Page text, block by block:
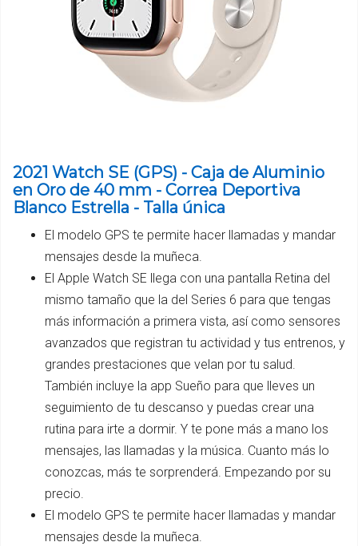
2021 Watch SE (GPS) - Caja de Aluminio
en Oro de 40 mm - Correa Deportiva
Blanco Estrella - Talla única
El modelo GPS te permite hacer llamadas y mandar
mensajes desde la muñeca.
El Apple Watch SE llega con una pantalla Retina del
mismo tamaño que la del Series 6 para que tengas
más información a primera vista, así como sensores
avanzados que registran tu actividad y tus entrenos, y
grandes prestaciones que velan por tu salud.
También incluye la app Sueño para que lleves un
seguimiento de tu descanso y puedas crear una
rutina para irte a dormir. Y te pone más a mano los
mensajes, las llamadas y la música. Cuanto más lo
conozcas, más te sorprenderá. Empezando por su
precio.
El modelo GPS te permite hacer llamadas y mandar
mensajes desde la muñeca.